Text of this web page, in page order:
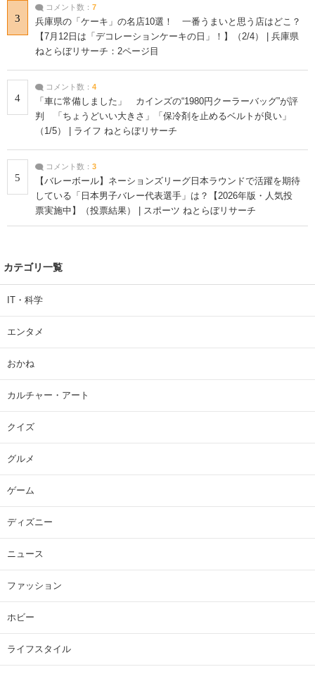
3
コメント数： 7
兵庫県の「ケーキ」の名店10選！ 一番うまいと思う店はどこ？
【7月12日は「デコレーションケーキの日」！】（2/4） | 兵庫県
ねとらぼリサーチ：2ページ目
4
コメント数： 4
「車に常備しました」 カインズの“1980円クーラーバッグ”が評
判 「ちょうどいい大きさ」「保冷剤を止めるベルトが良い」
（1/5） | ライフ ねとらぼリサーチ
5
コメント数： 3
【バレーボール】ネーションズリーグ日本ラウンドで活躍を期待
している「日本男子バレー代表選手」は？【2026年版・人気投
票実施中】（投票結果） | スポーツ ねとらぼリサーチ
カテゴリ一覧
IT・科学
エンタメ
おかね
カルチャー・アート
クイズ
グルメ
ゲーム
ディズニー
ニュース
ファッション
ホビー
ライフスタイル